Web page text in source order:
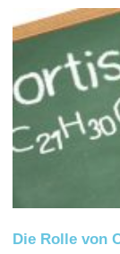
Die Rolle von